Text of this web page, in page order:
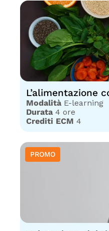
L’alimentazione
Modalità E-learning
Durata 4 ore
Crediti ECM 4